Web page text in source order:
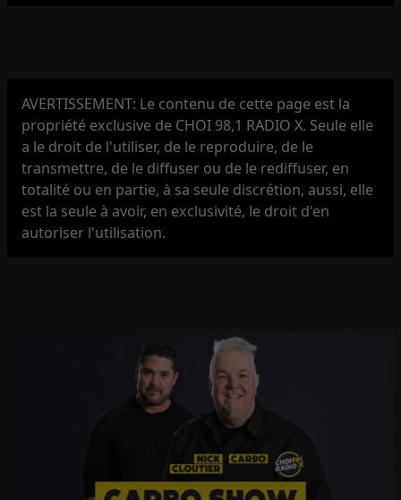
AVERTISSEMENT: Le contenu de cette page est la
propriété exclusive de CHOI 98,1 RADIO X. Seule elle
a le droit de l'utiliser, de le reproduire, de le
transmettre, de le diffuser ou de le rediffuser, en
totalité ou en partie, à sa seule discrétion, aussi, elle
est la seule à avoir, en exclusivité, le droit d'en
autoriser l'utilisation.